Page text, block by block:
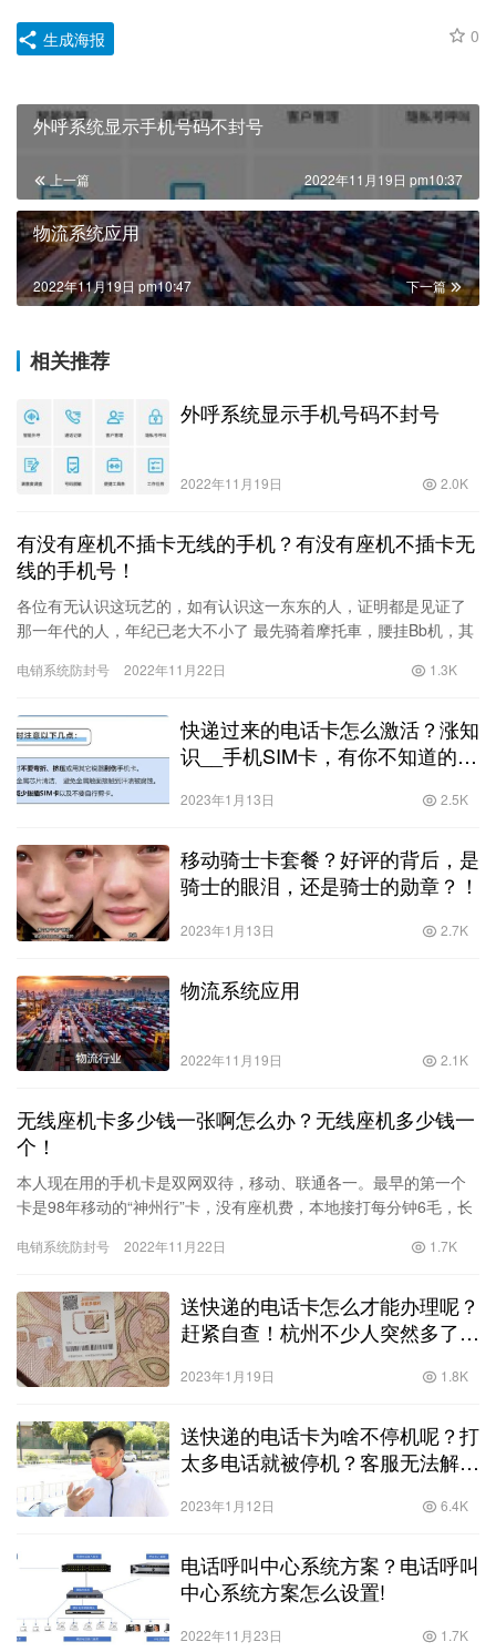
0
生成海报
外呼系统显示手机号码不封号
上一篇 2022年11月19日 pm10:37
物流系统应用
下一篇
2022年11月19日 pm10:47
相关推荐
外呼系统显示手机号码不封号
2022年11月19日 2.0K
有没有座机不插卡无线的手机？有没有座机不插卡无
线的手机号！
各位有无认识这玩艺的，如有认识这一东东的人，证明都是见证了
那一年代的人，年纪已老大不小了 最先骑着摩托車，腰挂Bb机，其
电销系统防封号 2022年11月22日 1.3K
快递过来的电话卡怎么激活？涨知
识__手机SIM卡，有你不知道的小
2023年1月13日 2.5K
移动骑士卡套餐？好评的背后，是
骑士的眼泪，还是骑士的勋章？！
2023年1月13日 2.7K
物流系统应用
2022年11月19日 2.1K
无线座机卡多少钱一张啊怎么办？无线座机多少钱一
个！
本人现在用的手机卡是双网双待，移动、联通各一。最早的第一个
卡是98年移动的“神州行”卡，没有座机费，本地接打每分钟6毛，长
电销系统防封号 2022年11月22日 1.7K
送快递的电话卡怎么才能办理呢？
赶紧自查！杭州不少人突然多了新
他……！
2023年1月19日 1.8K
送快递的电话卡为啥不停机呢？打
太多电话就被停机？客服无法解
2023年1月12日 6.4K
电话呼叫中心系统方案？电话呼叫
中心系统方案怎么设置!
2022年11月23日 1.7K